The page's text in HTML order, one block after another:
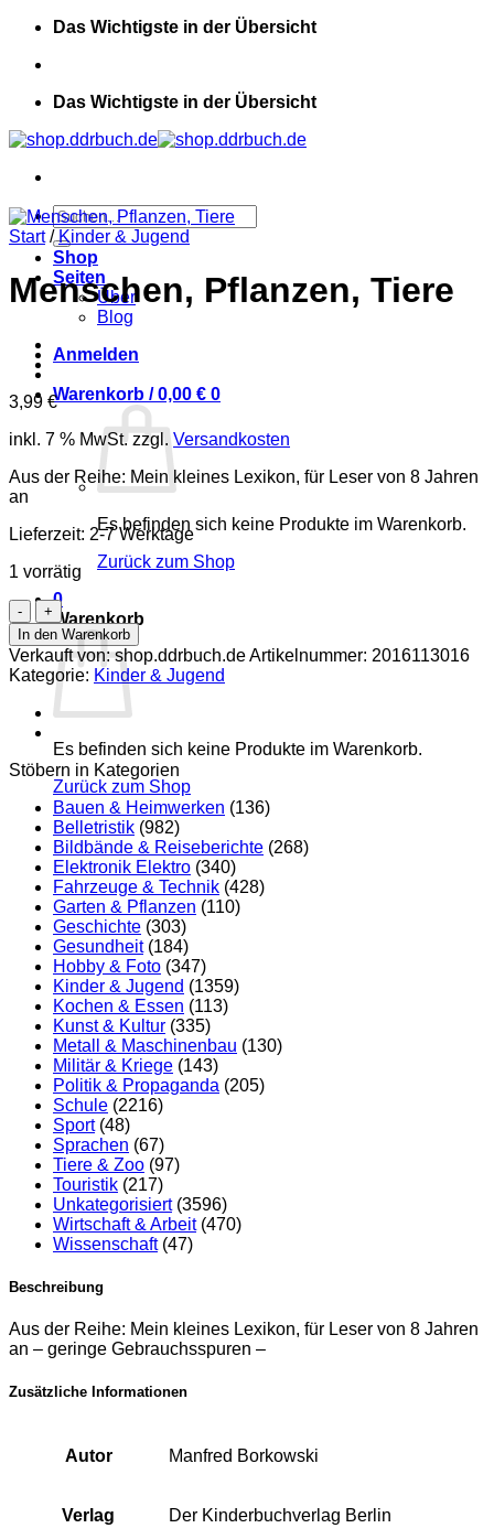
Zum
springen
Das Wichtigste in der Übersicht
Das Wichtigste in der Übersicht
Suchen
nach:
Shop
Seiten
Über
Blog
Anmelden
Warenkorb /0,00 € 0
Es befinden sich keine Produkte im Warenkorb.
Zurück zum Shop
0
Warenkorb
Es befinden sich keine Produkte im Warenkorb.
Zurück zum Shop
Start / Kinder & Jugend
Menschen, Pflanzen, Tiere
3,99 €
inkl. 7 % MwSt. zzgl. Versandkosten
Aus der Reihe: Mein kleines Lexikon, für Leser von 8 Jahren
an
Lieferzeit: 2-7 Werktage
1 vorrätig
Menschen,
Pflanzen,
Tiere
Menge
In den Warenkorb
Verkauft von: shop.ddrbuch.deArtikelnummer: 2016113016
Kategorie: Kinder & Jugend
Stöbern in Kategorien
Bauen & Heimwerken (136)
Belletristik (982)
Bildbände & Reiseberichte (268)
Elektronik Elektro (340)
Fahrzeuge & Technik (428)
Garten & Pflanzen (110)
Geschichte (303)
Gesundheit (184)
Hobby & Foto (347)
Kinder & Jugend (1359)
Kochen & Essen (113)
Kunst & Kultur (335)
Metall & Maschinenbau (130)
Militär & Kriege (143)
Politik & Propaganda (205)
Schule (2216)
Sport (48)
Sprachen (67)
Tiere & Zoo (97)
Touristik (217)
Unkategorisiert (3596)
Wirtschaft & Arbeit (470)
Wissenschaft (47)
Beschreibung
Aus der Reihe: Mein kleines Lexikon, für Leser von 8 Jahren
an – geringe Gebrauchsspuren –
Zusätzliche Informationen
Autor Manfred Borkowski
Verlag Der Kinderbuchverlag Berlin